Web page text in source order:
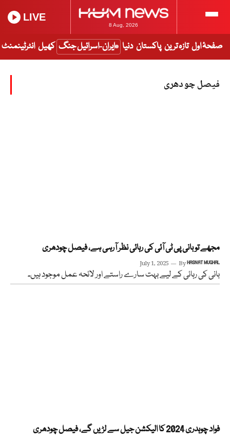
8 Aug, 2026
LIVE
صفحۂ اول تازہ ترین پاکستان دنیا ایران-اسرائیل جنگ کھیل انٹرٹینمنٹ
فیصل چودھری
مجھے تو بانی پی ٹی آئی کی رہائی نظر آرہی ہے، فیصل چودھری
July 1, 2025 ByHASNAT MUGHAL
بانی کی رہائی کے لیے بہت سارے راستے اور لائحہ عمل موجود ہیں۔
فواد چوہدری 2024 کا الیکشن جیل سے لڑیں گے، فیصل چودھری